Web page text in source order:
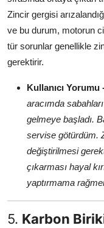
Zincir gergisi
ve bu durum, motorun
tür sorunlar genellikle
gerektirir.
Kullanıcı Yorumu
aracımda
gelmeye başladı.
servise götürdüm.
değiştirilmesi
çıkarması hayal
yaptırmama
5. Karbon